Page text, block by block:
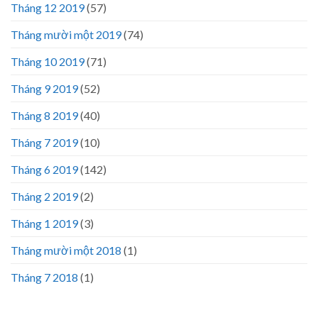
Tháng 12 2019(57)
Tháng mười một 2019(74)
Tháng 10 2019(71)
Tháng 9 2019(52)
Tháng 8 2019(40)
Tháng 7 2019(10)
Tháng 6 2019(142)
Tháng 2 2019(2)
Tháng 1 2019(3)
Tháng mười một 2018 (1)
Tháng 7 2018 (1)